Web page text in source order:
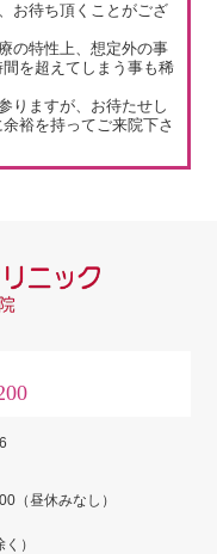
お待ち頂くことがござ
の特性上、想定外の事
を超えてしまう事も稀
りますが、お待たせし
裕を持ってご来院下さ
（昼休みなし）
）